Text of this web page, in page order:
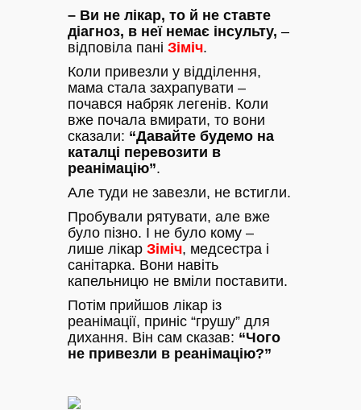
– Ви не лікар, то й не ставте
діагноз, в неї немає інсульту, –
відповіла пані Зіміч.
Коли привезли у відділення,
мама стала захрапувати –
почався набряк легенів. Коли
вже почала вмирати, то вони
сказали: “Давайте будемо на
каталці перевозити в
реанімацію”.
Але туди не завезли, не встигли.
Пробували рятувати, але вже
було пізно. І не було кому –
лише лікар Зіміч, медсестра і
санітарка. Вони навіть
капельницю не вміли поставити.
Потім прийшов лікар із
реанімації, приніс “грушу” для
дихання. Він сам сказав: “Чого
не привезли в реанімацію?”